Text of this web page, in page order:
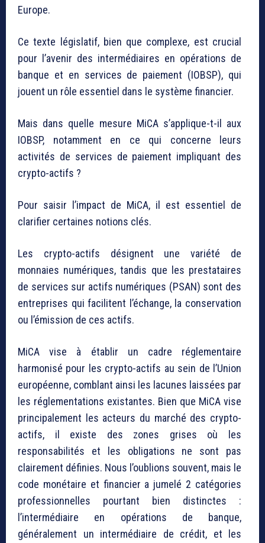
Europe.
Ce texte législatif, bien que complexe, est crucial
pour l’avenir des intermédiaires en opérations de
banque et en services de paiement (IOBSP), qui
jouent un rôle essentiel dans le système financier.
Mais dans quelle mesure MiCA s’applique-t-il aux
IOBSP, notamment en ce qui concerne leurs
activités de services de paiement impliquant des
crypto-actifs ?
Pour saisir l’impact de MiCA, il est essentiel de
clarifier certaines notions clés.
Les crypto-actifs désignent une variété de
monnaies numériques, tandis que les prestataires
de services sur actifs numériques (PSAN) sont des
entreprises qui facilitent l’échange, la conservation
ou l’émission de ces actifs.
MiCA vise à établir un cadre réglementaire
harmonisé pour les crypto-actifs au sein de l’Union
européenne, comblant ainsi les lacunes laissées par
les réglementations existantes. Bien que MiCA vise
principalement les acteurs du marché des crypto-
actifs, il existe des zones grises où les
responsabilités et les obligations ne sont pas
clairement définies. Nous l’oublions souvent, mais le
code monétaire et financier a jumelé 2 catégories
professionnelles pourtant bien distinctes :
l’intermédiaire en opérations de banque,
généralement un intermédiaire de crédit, et les